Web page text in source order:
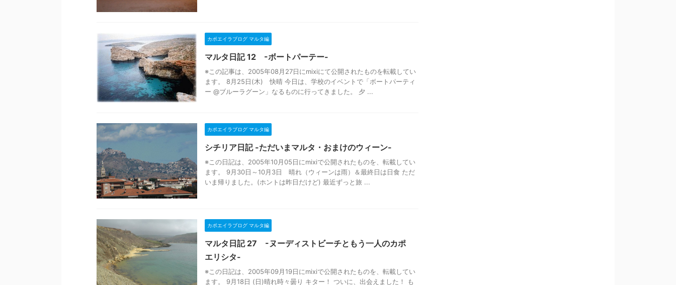
カポエイラブログ マルタ編
マルタ日記 12 -ボートパーテー-
※この記事は、2005年08月27日にmixiにて公開されたものを転載してい
ます。 8月25日(木) 快晴 今日は、学校のイベントで「ボートパーティ
ー @ブルーラグーン」なるものに行ってきました。 夕 ...
カポエイラブログ マルタ編
シチリア日記 -ただいまマルタ・おまけのウィーン-
※この日記は、2005年10月05日にmixiで公開されたものを、転載してい
ます。 9月30日～10月3日 晴れ（ウィーンは雨）＆最終日は日食 ただ
いま帰りました。(ホントは昨日だけど) 最近ずっと旅 ...
カポエイラブログ マルタ編
マルタ日記 27 -ヌーディストビーチともう一人のカポ
エリシタ-
※この日記は、2005年09月19日にmixiで公開されたものを、転載してい
ます。 9月18日 (日)晴れ時々曇り キター！ ついに、出会えました！ も